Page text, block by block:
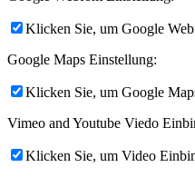
Klicken Sie, um Google
Google Maps Einstellung:
Klicken Sie, um Google
Vimeo and Youtube Viedo
Klicken Sie, um Video